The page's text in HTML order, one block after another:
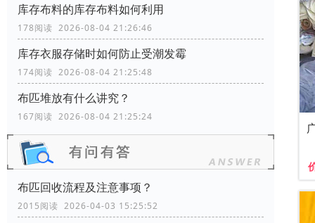
库存布料的库存布料如何利用
178阅读 2026-08-04 21:26:46
库存衣服存储时如何防止受潮发霉
174阅读 2026-08-04 21:25:48
布匹堆放有什么讲究？
167阅读 2026-08-04 21:25:24
布匹回收流程及注意事项？
2015阅读 2026-04-03 15:25:52